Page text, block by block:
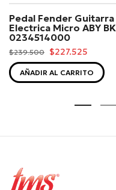
Pedal Fender Guitarra
Electrica Micro ABY BK
0234514000
$239.500 $227.525
AÑADIR AL CARRITO